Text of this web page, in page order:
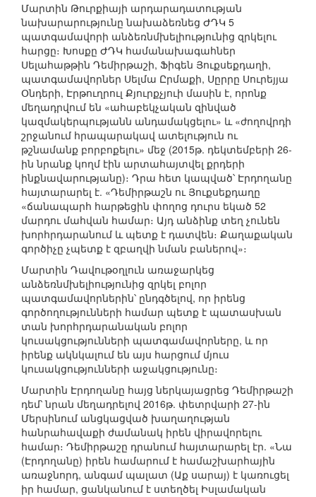
Մարտին Թուրքիայի արդարադատության
նախարարությունը նախաձեռնեց ԺԴԿ 5
պատգամավորի անձեռնմխելիությունից զրկելու
հարցը։ Խոսքը ԺԴԿ համանախագահներ
Սելահաթթին Դեմիրթաշի, Ֆիգեն Յուքսեքդաղի,
պատգամավորներ Սելմա Ըրմաքի, Սըրրը Սուրեյյա
Օնդերի, Էրթուղրուլ Քյուրքչյուի մասին է, որոնք
մեղադրվում են «ահաբեկչական զինված
կազմակերպությանն անդամակցելու» և «ժողովրդի
շրջանում հրապարակավ ատելություն ու
թշնամանք բորբոքելու» մեջ (2015թ. դեկտեմբերի 26-
ին նրանք կողմ էին արտահայտվել քրդերի
ինքնավարությանը)։ Դրա հետ կապված՝ Էրդողանը
հայտարարել է. «Դեմիրթաշն ու Յուքսեքդաղը
«ճանապարհ հարթեցին փողոց դուրս եկած 52
մարդու մահվան համար։ Այդ անձինք տեղ չունեն
խորհրդարանում և պետք է դատվեն։ Քաղաքական
գործիչը չպետք է զբաղվի նման բաներով»։
Մարտին Դավութօղլուն առաջարկեց
անձեռնմխելիությունից զրկել բոլոր
պատգամավորներին՝ ընդգծելով, որ իրենց
գործողությունների համար պետք է պատասխան
տան խորհրդարանական բոլոր
կուսակցությունների պատգամավորները, և որ
իրենք ակնկալում են այս հարցում մյուս
կուսակցությունների աջակցությունը։
Մարտին Էրդողանը հայց ներկայացրեց Դեմիրթաշի
դեմ՝ նրան մեղադրելով 2016թ. փետրվարի 27-ին
Մերսինում անցկացված խաղաղության
հանրահավաքի ժամանակ իրեն վիրավորելու
համար։ Դեմիրթաշը դրանում հայտարարել էր. «Նա
(Էրդողանը) իրեն համարում է համաշխարհային
առաջնորդ, անգամ պալատ (Աք սարայ) է կառուցել
իր համար, ցանկանում է ստեղծել Իսլամական